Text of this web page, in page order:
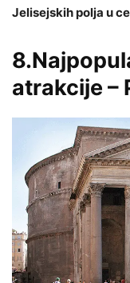
Jelisejskih polja u
atrakcije –